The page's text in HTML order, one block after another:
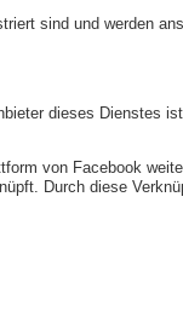
sind und werden
dieses Dienstes
von Facebook
Durch diese